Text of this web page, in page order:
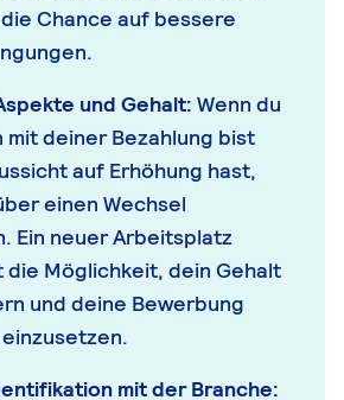
Chance auf bessere
und Gehalt: Wenn du
mit deiner Bezahlung bist
auf Erhöhung hast,
einen Wechsel
Ein neuer Arbeitsplatz
Möglichkeit, dein Gehalt
und deine Bewerbung
mit der Branche: